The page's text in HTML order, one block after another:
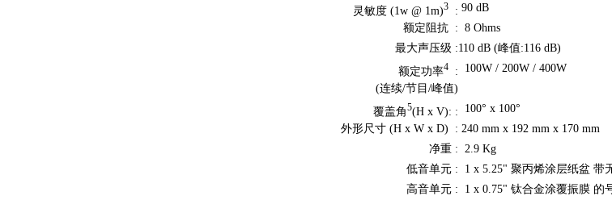
灵敏度 (1w @ 1m)3: 90 dB
额定阻抗 : 8 Ohms
最大声压级 :110 dB (峰值:116 dB)
额定功率4: 100W / 200W / 400W
(连续/节目/峰值)
覆盖角5(H x V): : 100° x 100°
外形尺寸 (H x W x D) : 240 mm x 192 mm x 170 mm
净重 : 2.9 Kg
低音单元 : 1 x 5.25" 聚丙烯涂层纸盆 带
高音单元 : 1 x 0.75" 钛合金涂覆振膜 的